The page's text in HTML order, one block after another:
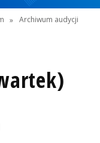
» Archiwum audycji